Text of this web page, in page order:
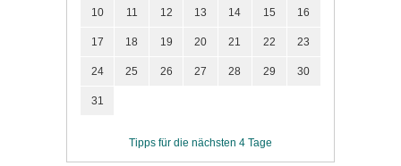
10 11 12 13 14 15 16
17 18 19 20 21 22 23
24 25 26 27 28 29 30
31
Tipps für die nächsten 4 Tage